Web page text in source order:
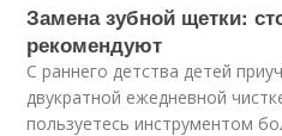
Замена зубной щетки:
рекомендуют
С раннего детства детей
двукратной ежедневной
пользуетесь инструментом